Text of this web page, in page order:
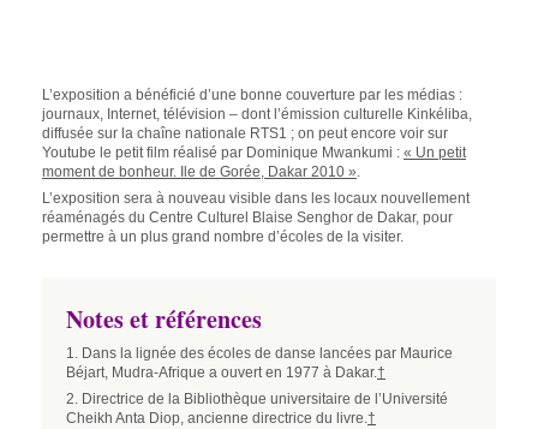
L’exposition a bénéficié d’une bonne couverture par les médias :
journaux, Internet, télévision – dont l’émission culturelle Kinkéliba,
diffusée sur la chaîne nationale RTS1 ; on peut encore voir sur
Youtube le petit film réalisé par Dominique Mwankumi : « Un petit
moment de bonheur. Ile de Gorée, Dakar 2010 ».
L’exposition sera à nouveau visible dans les locaux nouvellement
réaménagés du Centre Culturel Blaise Senghor de Dakar, pour
permettre à un plus grand nombre d’écoles de la visiter.
Notes et références
1. Dans la lignée des écoles de danse lancées par Maurice
Béjart, Mudra-Afrique a ouvert en 1977 à Dakar.†
2. Directrice de la Bibliothèque universitaire de l’Université
Cheikh Anta Diop, ancienne directrice du livre.†